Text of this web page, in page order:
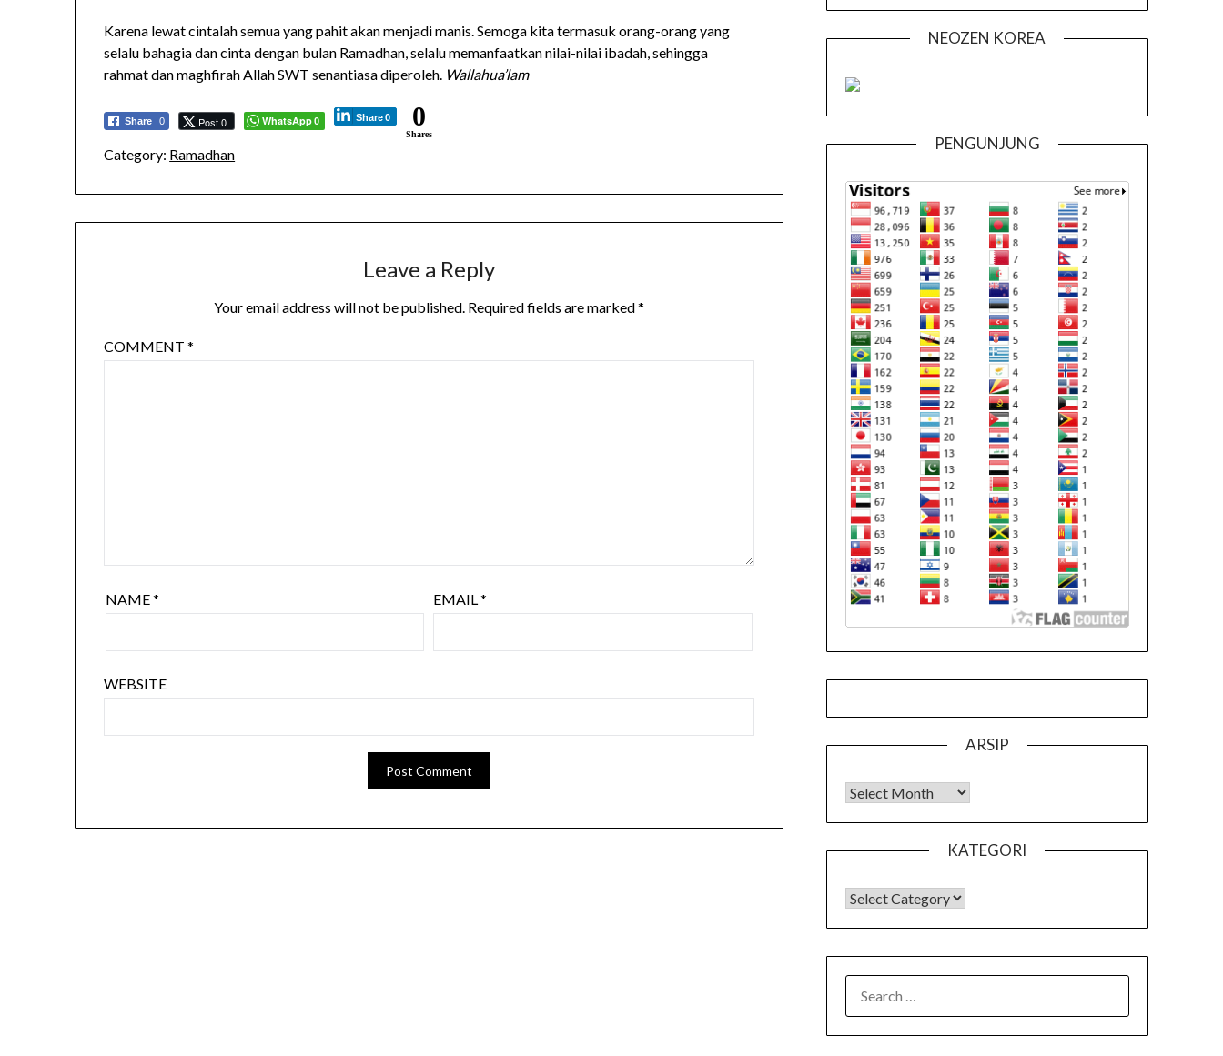
Karena lewat cintalah semua yang pahit akan menjadi manis. Semoga kita termasuk orang-orang yang
selalu bahagia dan cinta dengan bulan Ramadhan, selalu memanfaatkan nilai-nilai ibadah, sehingga
rahmat dan maghfirah Allah SWT senantiasa diperoleh. Wallahua’lam
Share 0 Post 0 WhatsApp0 Share0 0
Shares
Category: Ramadhan
Leave a Reply
Your email address will not be published. Required fields are marked*
COMMENT*
NAME* EMAIL*
WEBSITE
NEOZEN KOREA
PENGUNJUNG
ARSIP
Arsip
KATEGORI
KATEGORI
FOR: